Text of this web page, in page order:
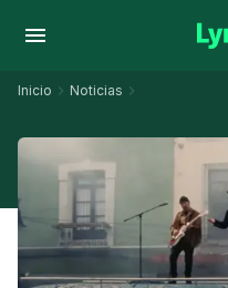
Inicio Noticias